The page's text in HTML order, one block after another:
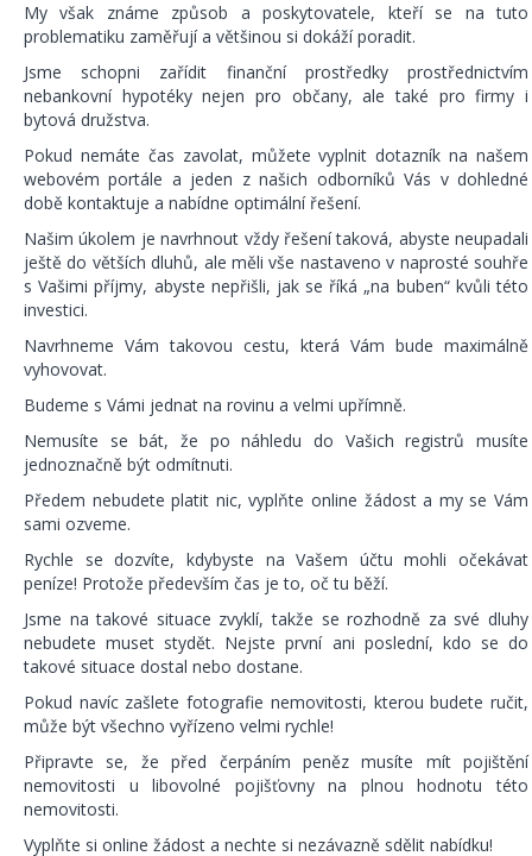
My však známe způsob a poskytovatele, kteří se na tuto
problematiku zaměřují a většinou si dokáží poradit.
Jsme schopni zařídit finanční prostředky prostřednictvím
nebankovní hypotéky nejen pro občany, ale také pro firmy i
bytová družstva.
Pokud nemáte čas zavolat, můžete vyplnit dotazník na našem
webovém portále a jeden z našich odborníků Vás v dohledné
době kontaktuje a nabídne optimální řešení.
Našim úkolem je navrhnout vždy řešení taková, abyste neupadali
ještě do větších dluhů, ale měli vše nastaveno v naprosté souhře
s Vašimi příjmy, abyste nepřišli, jak se říká „na buben“ kvůli této
investici.
Navrhneme Vám takovou cestu, která Vám bude maximálně
vyhovovat.
Budeme s Vámi jednat na rovinu a velmi upřímně.
Nemusíte se bát, že po náhledu do Vašich registrů musíte
jednoznačně být odmítnuti.
Předem nebudete platit nic, vyplňte online žádost a my se Vám
sami ozveme.
Rychle se dozvíte, kdybyste na Vašem účtu mohli očekávat
peníze! Protože především čas je to, oč tu běží.
Jsme na takové situace zvyklí, takže se rozhodně za své dluhy
nebudete muset stydět. Nejste první ani poslední, kdo se do
takové situace dostal nebo dostane.
Pokud navíc zašlete fotografie nemovitosti, kterou budete ručit,
může být všechno vyřízeno velmi rychle!
Připravte se, že před čerpáním peněz musíte mít pojištění
nemovitosti u libovolné pojišťovny na plnou hodnotu této
nemovitosti.
Vyplňte si online žádost a nechte si nezávazně sdělit nabídku!